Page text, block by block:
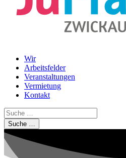
Wir
Arbeitsfelder
Veranstaltungen
Vermietung
Kontakt
Suche …